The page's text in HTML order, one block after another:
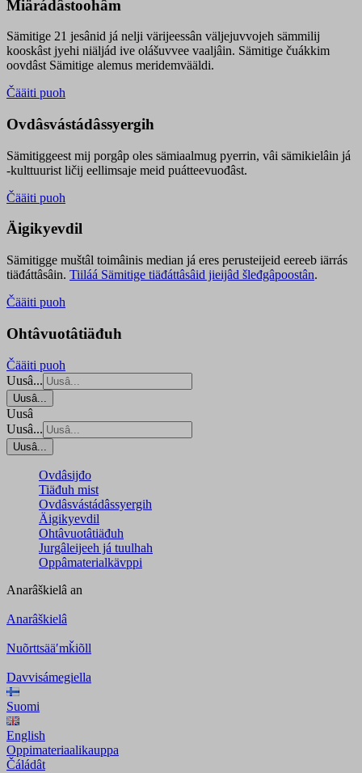
Miärádâstoohâm
Sämitige 21 jesânid já nelji värijeessân väljejuvvojeh sämmilij
kooskâst jyehi niäljád ive olášuvvee vaaljâin. Sämitige čuákkim
oovdâst Sämitige alemus meridemvääldi.
Čääiti puoh
Ovdâsvástádâssyergih
Sämitiggeest mij porgâp oles sämiaalmug pyerrin, vâi sämikielâin já
-kulttuurist ličij eellimsaje meid puátteevuođâst.
Čääiti puoh
Äigikyevdil
Sämitigge muštâl toimâinis median já eres perusteijeid eereeb iärrás
tiäđáttâsâin. Tiiláá Sämitige tiäđáttâsâid jieijâd šleđgâpoostân.
Čääiti puoh
Ohtâvuotâtiäđuh
Čääiti puoh
Uusâ...
Uusâ...
Uusâ
Uusâ...
Uusâ...
Ovdâsijđo
Tiäđuh mist
Ovdâsvástádâssyergih
Äigikyevdil
Ohtâvuotâtiäđuh
Jurgâleijeeh já tuulhah
Oppâmaterialkävppi
Anarâškielâ an
Anarâškielâ
Nuõrttsääʹmǩiõll
Davvisámegiella
Suomi
English
Oppimateriaalikauppa
Čáládât